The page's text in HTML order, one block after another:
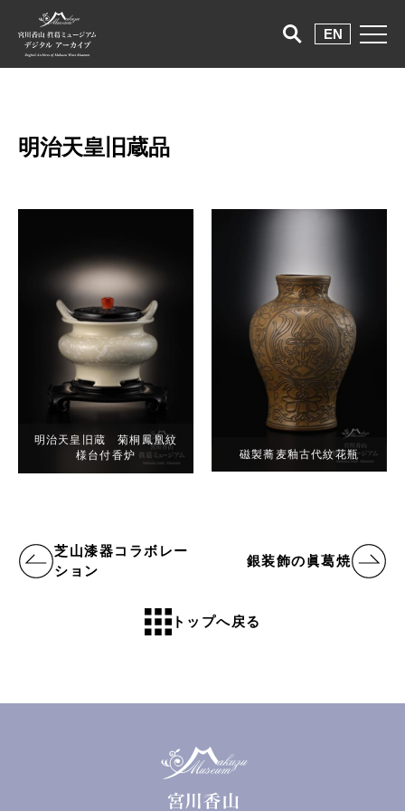
EN
明治天皇旧蔵品
明治天皇旧蔵 菊桐鳳凰紋
様台付香炉
磁製蕎麦釉古代紋花瓶
芝山漆器コラボレー
ション
銀装飾の眞葛焼
トップへ戻る